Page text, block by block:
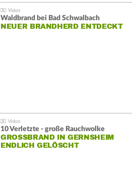
Waldbrand bei Bad Schwalbach
NEUER BRANDHERD ENTDECKT
10 Verletzte - große Rauchwolke
GROSSBRAND IN GERNSHEIM E
NDLICH GELÖSCHT